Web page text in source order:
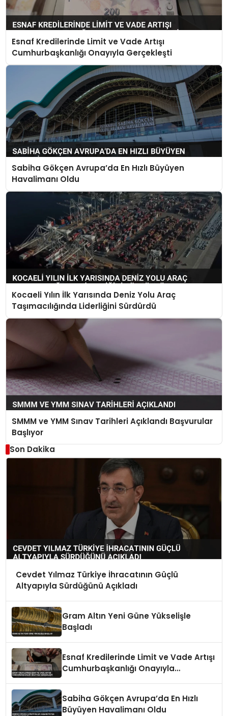
Esnaf Kredilerinde Limit ve Vade Artışı
Cumhurbaşkanlığı Onayıyla Gerçekleşti
Sabiha Gökçen Avrupa’da En Hızlı Büyüyen
Havalimanı Oldu
Kocaeli Yılın İlk Yarısında Deniz Yolu Araç
Taşımacılığında Liderliğini Sürdürdü
SMMM ve YMM Sınav Tarihleri Açıklandı Başvurular
Başlıyor
Son Dakika
Cevdet Yılmaz Türkiye İhracatının Güçlü
Altyapıyla Sürdüğünü Açıkladı
Gram Altın Yeni Güne Yükselişle
Başladı
Esnaf Kredilerinde Limit ve Vade Artışı
Cumhurbaşkanlığı Onayıyla
Sabiha Gökçen Avrupa’da En Hızlı
Büyüyen Havalimanı Oldu